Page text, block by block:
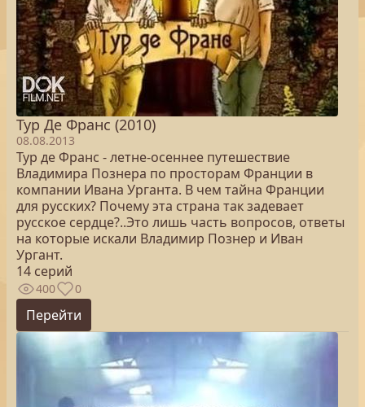
Тур Де Франс (2010)
08.08.2013
Тур де Франс - летне-осеннее путешествие
Владимира Познера по просторам Франции в
компании Ивана Урганта. В чем тайна Франции
для русских? Почему эта страна так задевает
русское сердце?..Это лишь часть вопросов, ответы
на которые искали Владимир Познер и Иван
Ургант.
14 серий
400 0
Перейти